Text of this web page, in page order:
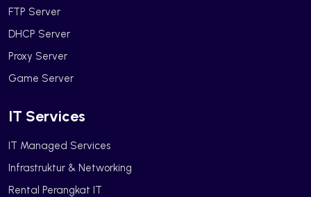
FTP Server
DHCP Server
Proxy Server
Game Server
IT Services
IT Managed Services
Infrastruktur & Networking
Rental Perangkat IT